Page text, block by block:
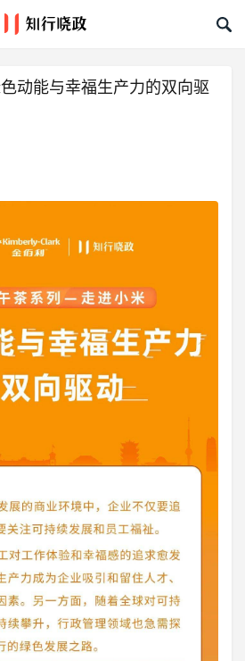
动能与幸福生产力的双向驱